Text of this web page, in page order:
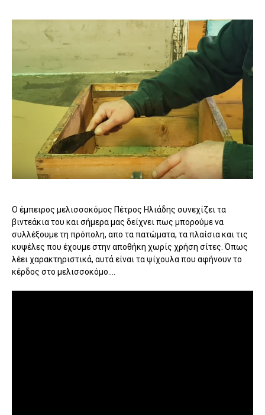
Ο έμπειρος μελισσοκόμος Πέτρος Ηλιάδης συνεχίζει τα
βιντεάκια του και σήμερα μας δείχνει πως μπορούμε να
συλλέξουμε τη πρόπολη, απο τα πατώματα, τα πλαίσια και τις
κυψέλες που έχουμε στην αποθήκη χωρίς χρήση σίτες. Όπως
λέει χαρακτηριστικά, αυτά είναι τα ψίχουλα που αφήνουν το
κέρδος στο μελισσοκόμο....